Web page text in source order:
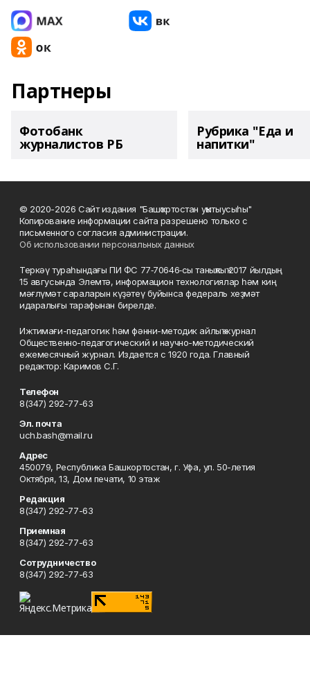
Партнеры
Фотобанк
журналистов РБ
Рубрика "Еда и
напитки"
© 2020-2026 Сайт издания "Башҡортостан уҡытыусыһы"
Копирование информации сайта разрешено только с
письменного согласия администрации.
Об использовании персональных данных
Теркәү тураһындағы ПИ ФС 77‑70646‑сы таныҡлыҡ 2017 йылдың
15 авгусында Элемтә, информацион технологиялар һәм киң
мәғлүмәт сараларын күҙәтеү буйынса федераль хеҙмәт
идаралығы тарафынан бирелде.
Ижтимағи-педагогик һәм фәнни-методик айлыҡ журнал
Общественно-педагогический и научно-методический
ежемесячный журнал. Издается с 1920 года. Главный
редактор: Каримов С.Г.
Телефон
8(347) 292-77-63
Эл. почта
uch.bash@mail.ru
Адрес
450079, Республика Башкортостан, г. Уфа, ул. 50-летия
Октября, 13, Дом печати, 10 этаж
Редакция
8(347) 292-77-63
Приемная
8(347) 292-77-63
Сотрудничество
8(347) 292-77-63